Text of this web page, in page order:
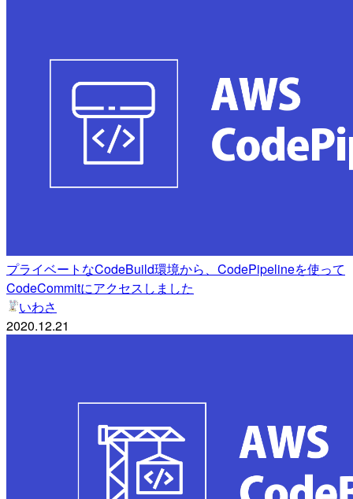
プライベートなCodeBuild環境から、CodePipelineを使って
CodeCommitにアクセスしました
いわさ
2020.12.21